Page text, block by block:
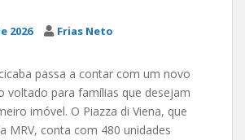
2026 Frias Neto
passa a contar com um novo
voltado para famílias que desejam
imóvel. O Piazza di Viena, que
MRV, conta com 480 unidades